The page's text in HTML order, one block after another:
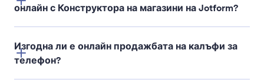
онлайн с Конструктора на магазини на Jotform?
Конструктора на магазини на Jotform
Изгодна ли е онлайн продажбата на калъфи за
телефон?